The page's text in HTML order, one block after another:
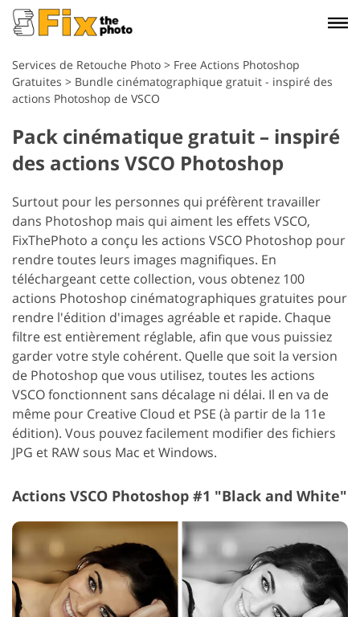
Services de Retouche Photo > Free Actions Photoshop
Gratuites > Bundle cinématographique gratuit - inspiré des
actions Photoshop de VSCO
Pack cinématique gratuit – inspiré
des actions VSCO Photoshop
Surtout pour les personnes qui préfèrent travailler
dans Photoshop mais qui aiment les effets VSCO,
FixThePhoto a conçu les actions VSCO Photoshop pour
rendre toutes leurs images magnifiques. En
téléchargeant cette collection, vous obtenez 100
actions Photoshop cinématographiques gratuites pour
rendre l'édition d'images agréable et rapide. Chaque
filtre est entièrement réglable, afin que vous puissiez
garder votre style cohérent. Quelle que soit la version
de Photoshop que vous utilisez, toutes les actions
VSCO fonctionnent sans décalage ni délai. Il en va de
même pour Creative Cloud et PSE (à partir de la 11e
édition). Vous pouvez facilement modifier des fichiers
JPG et RAW sous Mac et Windows.
Actions VSCO Photoshop #1 "Black and White"